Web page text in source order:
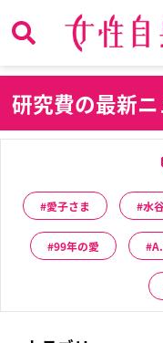
研究費の最新
愛子さま 水
99年の愛